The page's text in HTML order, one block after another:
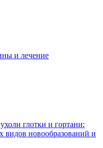
и лечение
глотки и гортани:
видов новообразований и